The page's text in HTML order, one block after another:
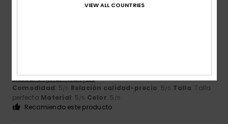
5/5
Mostrar original - Français
Comodidad: 5/5 Relación calidad-precio: 5/5 Talla: Talla
perfecta Material: 5/5 Color: 5 /5
Recomiendo este producto
VIEW ALL COUNTRIES